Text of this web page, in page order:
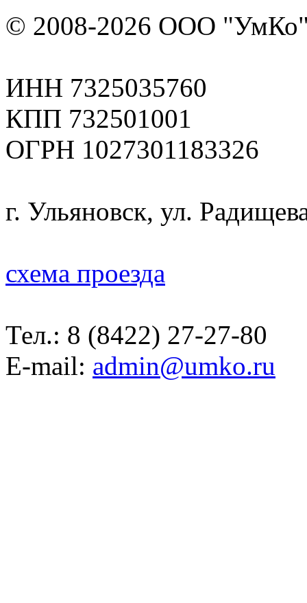
© 2008-2026 ООО
ИНН 7325035760
КПП 732501001
ОГРН 1027301183326
г. Ульяновск, ул.
схема проезда
Тел.: 8 (8422) 27-27-80
E-mail: admin@umko.ru